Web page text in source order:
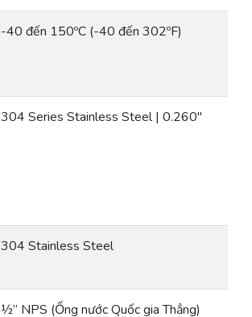
-40 đến 150ºC (-40 đến 302ºF)
304 Series Stainless Steel | 0.260″
304 Stainless Steel
½” NPS (Ống nước Quốc gia Thẳng)